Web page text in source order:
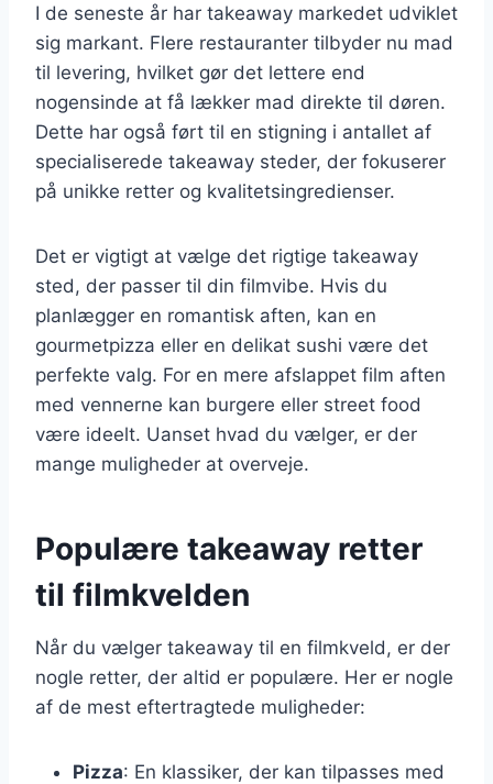
I de seneste år har takeaway markedet udviklet
sig markant. Flere restauranter tilbyder nu mad
til levering, hvilket gør det lettere end
nogensinde at få lækker mad direkte til døren.
Dette har også ført til en stigning i antallet af
specialiserede takeaway steder, der fokuserer
på unikke retter og kvalitetsingredienser.
Det er vigtigt at vælge det rigtige takeaway
sted, der passer til din filmvibe. Hvis du
planlægger en romantisk aften, kan en
gourmetpizza eller en delikat sushi være det
perfekte valg. For en mere afslappet film aften
med vennerne kan burgere eller street food
være ideelt. Uanset hvad du vælger, er der
mange muligheder at overveje.
Populære takeaway retter
til filmkvelden
Når du vælger takeaway til en filmkveld, er der
nogle retter, der altid er populære. Her er nogle
af de mest eftertragtede muligheder:
Pizza: En klassiker, der kan tilpasses med